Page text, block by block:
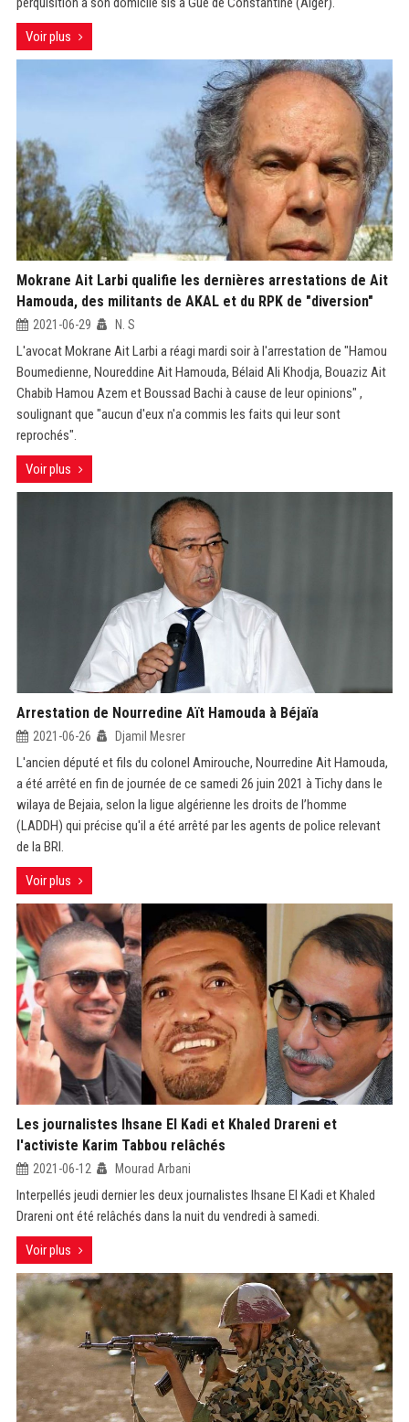
Voir plus
Mokrane Ait Larbi qualifie les dernières arrestations de Ait
Hamouda, des militants de AKAL et du RPK de "diversion"
2021-06-29 N. S
L'avocat Mokrane Ait Larbi a réagi mardi soir à l'arrestation de "Hamou
Boumedienne, Noureddine Ait Hamouda, Bélaid Ali Khodja, Bouaziz Ait
Chabib Hamou Azem et Boussad Bachi à cause de leur opinions" ,
soulignant que "aucun d'eux n'a commis les faits qui leur sont
reprochés".
Voir plus
Arrestation de Nourredine Aït Hamouda à Béjaïa
2021-06-26 Djamil Mesrer
L'ancien député et fils du colonel Amirouche, Nourredine Ait Hamouda,
a été arrêté en fin de journée de ce samedi 26 juin 2021 à Tichy dans le
wilaya de Bejaia, selon la ligue algérienne les droits de l’homme
(LADDH) qui précise qu'il a été arrêté par les agents de police relevant
de la BRI.
Voir plus
Les journalistes Ihsane El Kadi et Khaled Drareni et
l'activiste Karim Tabbou relâchés
2021-06-12 Mourad Arbani
Interpellés jeudi dernier les deux journalistes Ihsane El Kadi et Khaled
Drareni ont été relâchés dans la nuit du vendredi à samedi.
Voir plus